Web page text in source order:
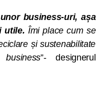
business-uri, așa
utile. Îmi place cum se
și sustenabilitate
”- designerul